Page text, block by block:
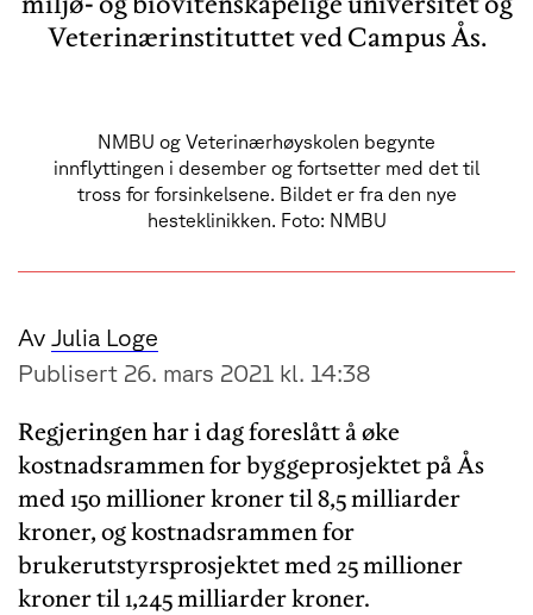
Veterinærinstituttet ved Campus Ås.
NMBU og Veterinærhøyskolen begynte
innflyttingen i desember og fortsetter med det til
tross for forsinkelsene. Bildet er fra den nye
hesteklinikken. Foto: NMBU
Av Julia Loge
Publisert 26. mars 2021 kl. 14:38
Regjeringen har i dag foreslått å øke
kostnadsrammen for byggeprosjektet på Ås
med 150 millioner kroner til 8,5 milliarder
kroner, og kostnadsrammen for
brukerutstyrsprosjektet med 25 millioner
kroner til 1,245 milliarder kroner.